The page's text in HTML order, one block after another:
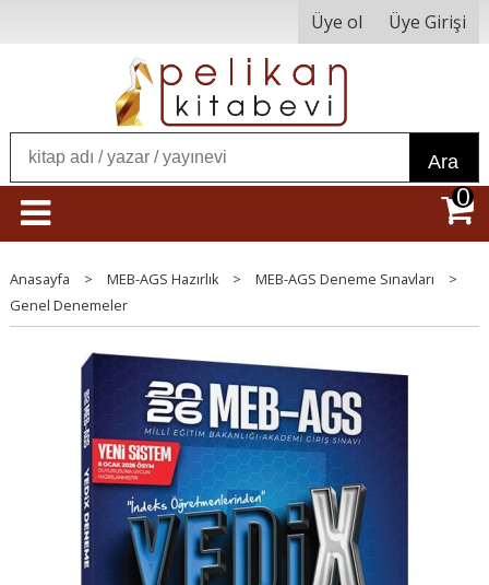
Üye ol Üye Girişi
Ara
0
Anasayfa > MEB-AGS Hazırlık > MEB-AGS Deneme Sınavları
>
Genel Denemeler